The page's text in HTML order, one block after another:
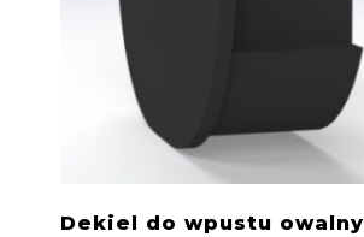
Dekiel do wpustu owalny